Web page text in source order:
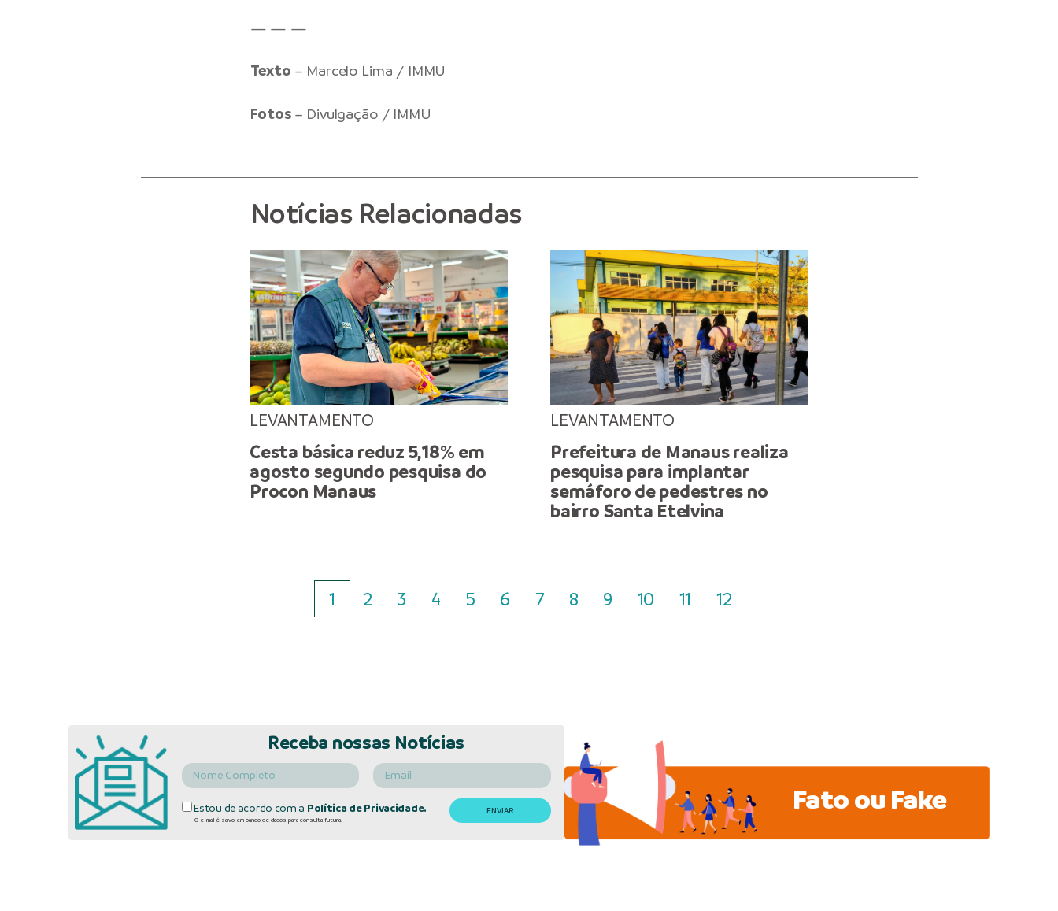
— — —
Texto – Marcelo Lima / IMMU
Fotos – Divulgação / IMMU
Notícias Relacionadas
LEVANTAMENTO
Cesta básica reduz 5,18% em
agosto segundo pesquisa do
Procon Manaus
LEVANTAMENTO
Prefeitura de Manaus realiza
pesquisa para implantar
semáforo de pedestres no
bairro Santa Etelvina
1 2 3 4 5 6 7 8 9 10 11 12
Receba nossas Notícias
Estou de acordo com a Política de Privacidade.
O e-mail é salvo em banco de dados para consulta futura.
Fato ou Fake